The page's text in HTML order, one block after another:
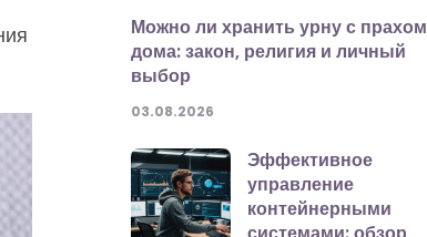
Можно ли хранить урну с прахом
дома: закон, религия и личный
выбор
03.08.2026
Эффективное
управление
контейнерными